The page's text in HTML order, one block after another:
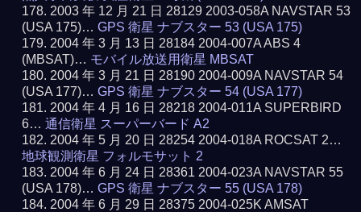
2003 年 12 月 21 日 28129 2003-058A NAVSTAR 53
(USA 175)…GPS 衛星 ナブスター 53 (USA 175)
2004 年 3 月 13 日 28184 2004-007A ABS 4
(MBSAT)… モバイル放送用衛星 MBSAT
2004 年 3 月 21 日 28190 2004-009A NAVSTAR 54
(USA 177)…GPS 衛星 ナブスター 54 (USA 177)
2004 年 4 月 16 日 28218 2004-011A SUPERBIRD
6…通信衛星 スーパーバード A2
2004 年 5 月 20 日 28254 2004-018A ROCSAT 2…
地球観測衛星 フォルモサット 2
2004 年 6 月 24 日 28361 2004-023A NAVSTAR 55
(USA 178)…GPS 衛星 ナブスター 55 (USA 178)
2004 年 6 月 29 日 28375 2004-025K AMSAT